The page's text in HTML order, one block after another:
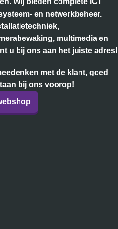
Wij bieden complete ICT
en netwerkbeheer.
multimedia en
u bij ons aan het juiste adres!
met de klant, goed
bij ons voorop!